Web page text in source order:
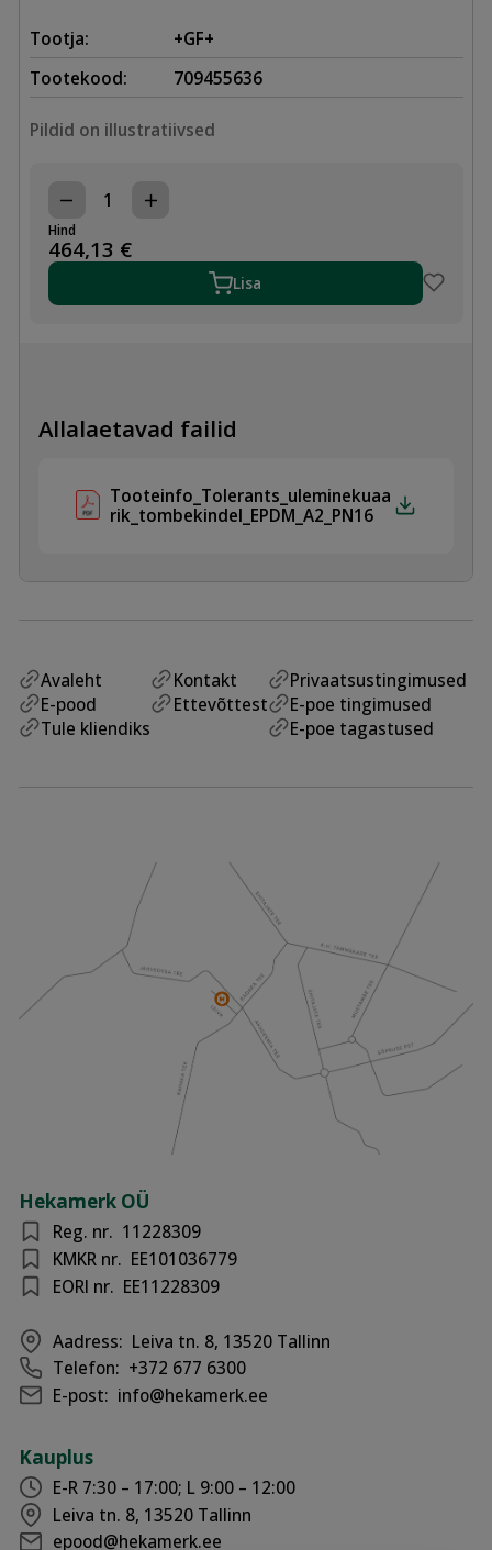
Tootja:
+GF+
Tootekood:
709455636
Pildid on illustratiivsed
TOLERANTS
ÜLEMINEKUÄÄRIK
DN100
x
192mm,
Hind
464,13 €
Lisa
Allalaetavad failid
Tooteinfo_Tolerants_uleminekuaa
rik_tombekindel_EPDM_A2_PN16
Avaleht
E-pood
Tule kliendiks
Kontakt
Ettevõttest
Privaatsustingimused
E-poe tingimused
E-poe tagastused
Hekamerk OÜ
Reg. nr. 11228309
KMKR nr. EE101036779
EORI nr. EE11228309
Aadress: Leiva tn. 8, 13520 Tallinn
Telefon: +372 677 6300
E-post: info@hekamerk.ee
Kauplus
E-R 7:30 – 17:00; L 9:00 – 12:00
Leiva tn. 8, 13520 Tallinn
epood@hekamerk.ee